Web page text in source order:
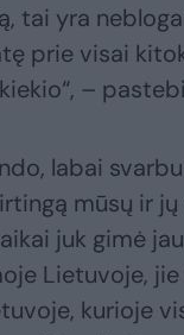
tai yra
prie visai
–
labai
mūsų ir
juk gimė jau
Lietuvoje,
kurioje